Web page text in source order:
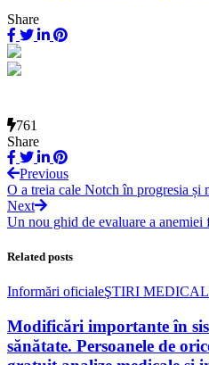
Share
761
Share
Previous
O a treia cale Notch în progresia și
Next
Un nou ghid de evaluare a anemiei
Related posts
Informări oficialeŞTIRI
Modificări importante în
sănătate. Persoanele de